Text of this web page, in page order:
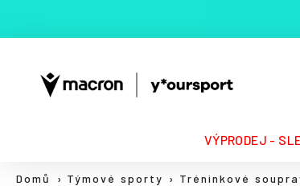
obsah
VÝPRODEJ -
Domů Týmové sporty Tréninkové
Zpět
obchodu
Zpět
obchodu